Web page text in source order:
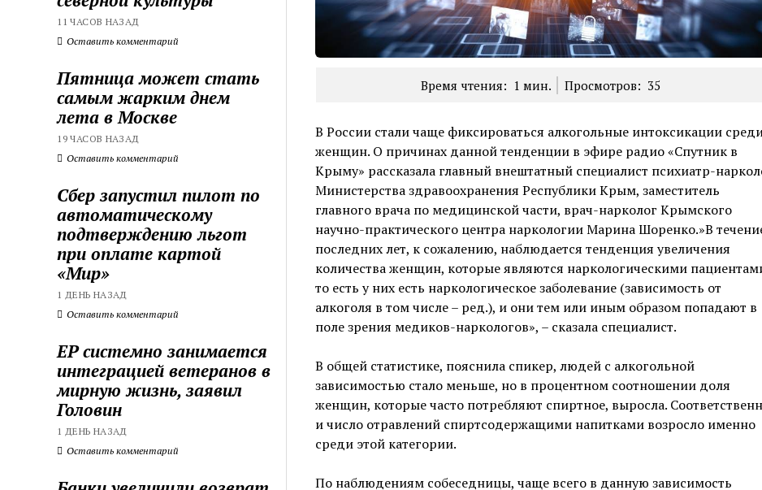
11 ЧАСОВ НАЗАД
Оставить комментарий
Пятница может стать
самым жарким днем
лета в Москве
19 ЧАСОВ НАЗАД
Оставить комментарий
Сбер запустил пилот по
автоматическому
подтверждению льгот
при оплате картой
«Мир»
1 ДЕНЬ НАЗАД
Оставить комментарий
ЕР системно занимается
интеграцией ветеранов в
мирную жизнь, заявил
Головин
1 ДЕНЬ НАЗАД
Оставить комментарий
Время чтения: 1 мин. Просмотров: 35
В России стали чаще фиксироваться алкогольные интоксикации
женщин. О причинах данной тенденции в эфире радио «Спутник в
Крыму» рассказала главный внештатный специалист психиатр-
Министерства здравоохранения Республики Крым, заместитель
главного врача по медицинской части, врач-нарколог Крымского
научно-практического центра наркологии Марина Шоренко.»В
последних лет, к сожалению, наблюдается тенденция увеличения
количества женщин, которые являются наркологическими
то есть у них есть наркологическое заболевание (зависимость от
алкоголя в том числе – ред.), и они тем или иным образом попадают в
поле зрения медиков-наркологов», – сказала специалист.
В общей статистике, пояснила спикер, людей с алкогольной
зависимостью стало меньше, но в процентном соотношении доля
женщин, которые часто потребляют спиртное, выросла.
и число отравлений спиртсодержащими напитками возросло именно
среди этой категории.
По наблюдениям собеседницы, чаще всего в данную зависимость